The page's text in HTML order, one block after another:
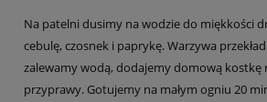
Na patelni dusimy na wodzie do miękkości
cebulę, czosnek i paprykę. Warzywa
zalewamy wodą, dodajemy domową kostkę
przyprawy. Gotujemy na małym ogniu 20